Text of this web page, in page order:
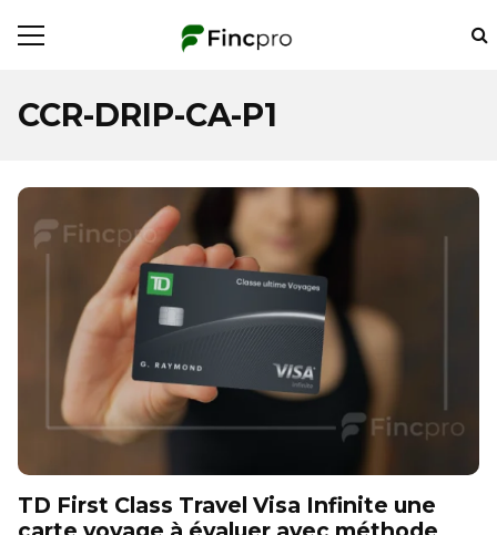
CCR-DRIP-CA-P1
TD First Class Travel Visa Infinite une